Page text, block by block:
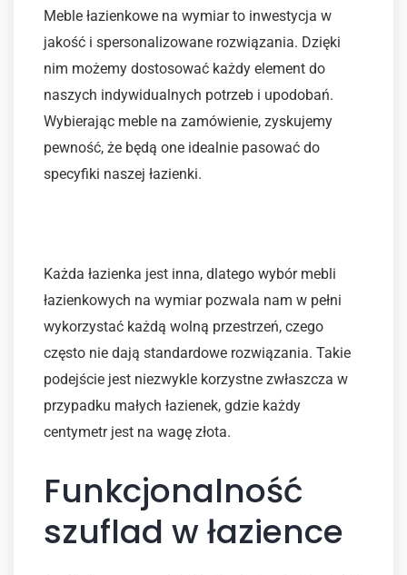
Meble łazienkowe na wymiar to inwestycja w
jakość i spersonalizowane rozwiązania. Dzięki
nim możemy dostosować każdy element do
naszych indywidualnych potrzeb i upodobań.
Wybierając meble na zamówienie, zyskujemy
pewność, że będą one idealnie pasować do
specyfiki naszej łazienki.
Każda łazienka jest inna, dlatego wybór mebli
łazienkowych na wymiar pozwala nam w pełni
wykorzystać każdą wolną przestrzeń, czego
często nie dają standardowe rozwiązania. Takie
podejście jest niezwykle korzystne zwłaszcza w
przypadku małych łazienek, gdzie każdy
centymetr jest na wagę złota.
Funkcjonalność
szuflad w łazience